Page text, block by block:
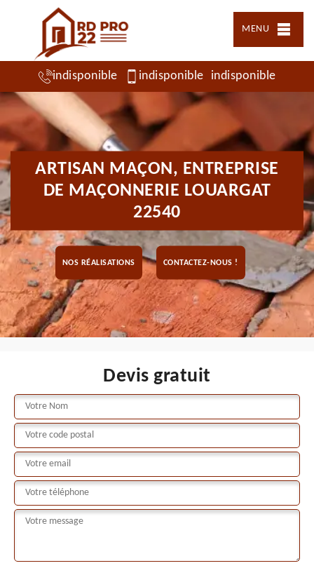
MENU
indisponible indisponible indisponible
ARTISAN MAÇON, ENTREPRISE
DE MAÇONNERIE LOUARGAT
22540
NOS RÉALISATIONS CONTACTEZ-NOUS !
Devis gratuit